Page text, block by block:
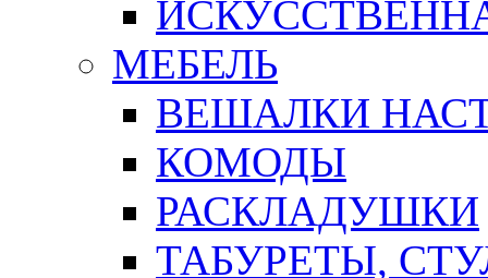
МЕБЕЛЬ
ВЕШАЛКИ
КОМОДЫ
РАСКЛАДУШКИ
ТАБУРЕТЫ,